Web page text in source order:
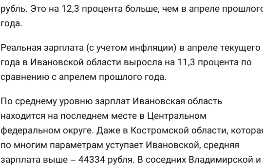
рубль. Это на 12,3 процента больше, чем в апреле
года.
Реальная зарплата (с учетом инфляции) в апреле текущего
года в Ивановской области выросла на 11,3 процента по
сравнению с апрелем прошлого года.
По среднему уровню зарплат Ивановская область
находится на последнем месте в Центральном
федеральном округе. Даже в Костромской области,
по многим параметрам уступает Ивановской, средняя
зарплата выше – 44334 рубля. В соседних Владимирской и